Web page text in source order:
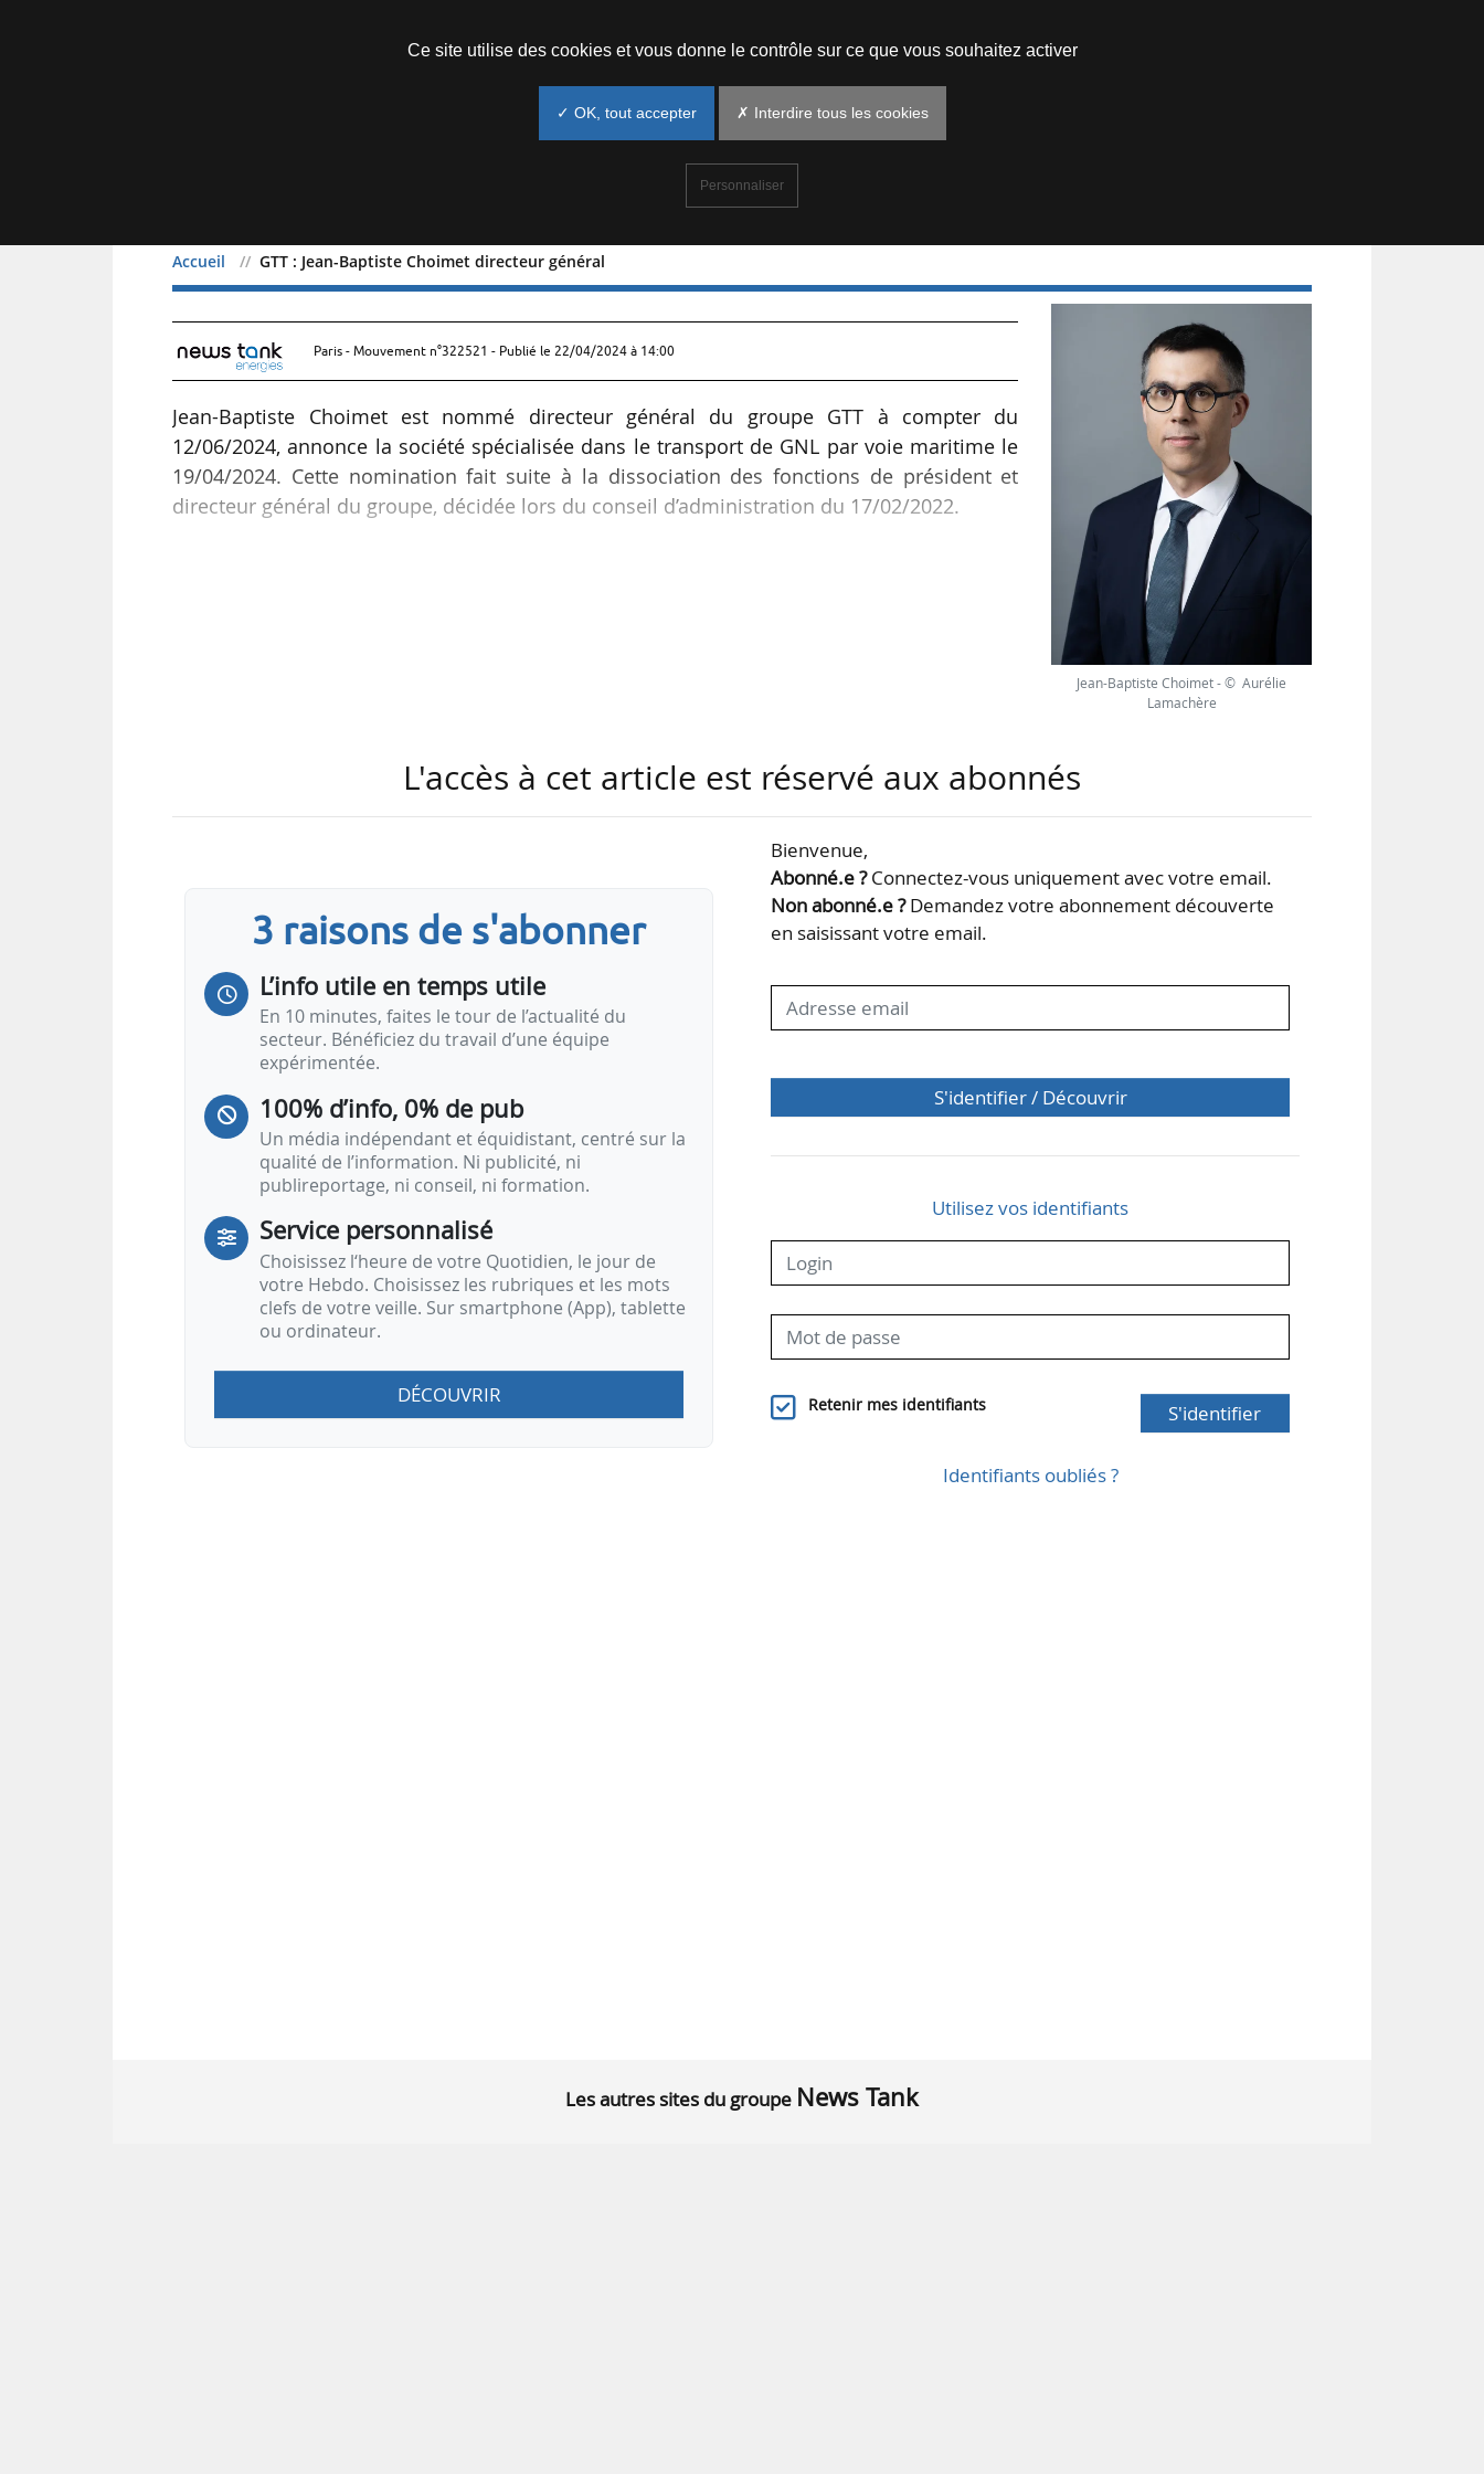
Accueil GTT : Jean-Baptiste Choimet directeur général
GTT : Jean-Baptiste Choimet directeur général
Paris - Mouvement n°322521 - Publié le 22/04/2024 à 14:00
Jean-Baptiste Choimet est nommé directeur général du groupe GTT à compter du
12/06/2024, annonce la société spécialisée dans le transport de GNL par voie maritime le
19/04/2024. Cette nomination fait suite à la dissociation des fonctions de président et
directeur général du groupe, décidée lors du conseil d’administration du 17/02/2022.
Jean-Baptiste Choimet - © Aurélie
Lamachère
L'accès à cet article est réservé aux abonnés
3 raisons de s'abonner
L’info utile en temps utile
En 10 minutes, faites le tour de l’actualité du
secteur. Bénéficiez du travail d’une équipe
expérimentée.
100% d’info, 0% de pub
Un média indépendant et équidistant, centré sur la
qualité de l’information. Ni publicité, ni
publireportage, ni conseil, ni formation.
Service personnalisé
Choisissez l‘heure de votre Quotidien, le jour de
votre Hebdo. Choisissez les rubriques et les mots
clefs de votre veille. Sur smartphone (App), tablette
ou ordinateur.
DÉCOUVRIR
Bienvenue,
Abonné.e ?Connectez-vous uniquement avec votre email.
Non abonné.e ?Demandez votre abonnement découverte
en saisissant votre email.
S'identifier / Découvrir
Utilisez vos identifiants
Retenir mes identifiants S'identifier
Identifiants oubliés ?
Les autres sites du groupe News Tank
Ce site utilise des cookies et vous donne le contrôle sur ce que vous souhaitez activer
✓ OK, tout accepter ✗ Interdire tous les cookies
Personnaliser